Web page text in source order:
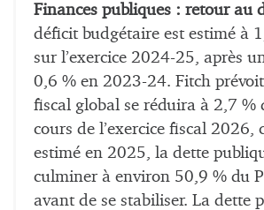
Finances publiques : retour au
déficit budgétaire est estimé à
sur l’exercice 2024-25, après
0,6 % en 2023-24. Fitch
fiscal global se réduira à 2,7 %
cours de l’exercice fiscal 2026,
estimé en 2025, la dette
culminer à environ 50,9 % du
avant de se stabiliser. La dette